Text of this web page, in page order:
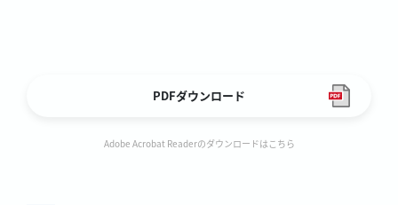
PDFダウンロード
Adobe Acrobat Readerのダウンロードはこちら